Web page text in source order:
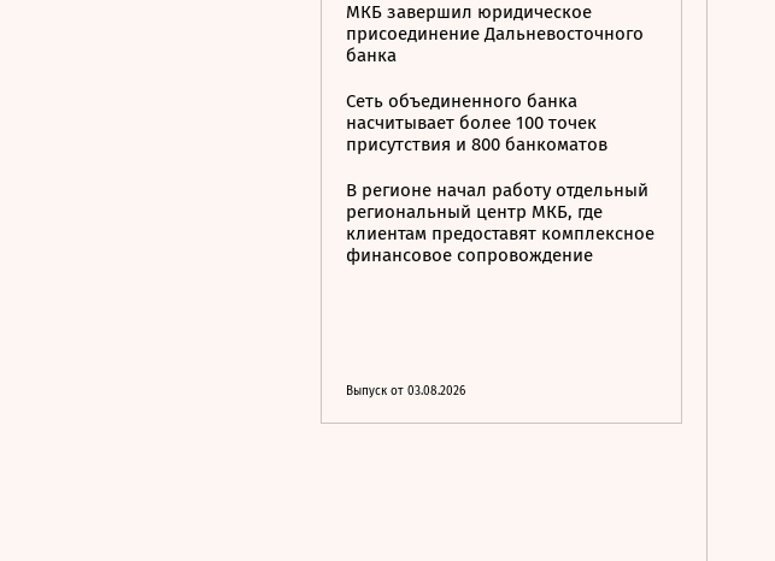
МКБ завершил юридическое
присоединение Дальневосточного
банка
Сеть объединенного банка
насчитывает более 100 точек
присутствия и 800 банкоматов
В регионе начал работу отдельный
региональный центр МКБ, где
клиентам предоставят комплексное
финансовое сопровождение
Выпуск от 03.08.2026